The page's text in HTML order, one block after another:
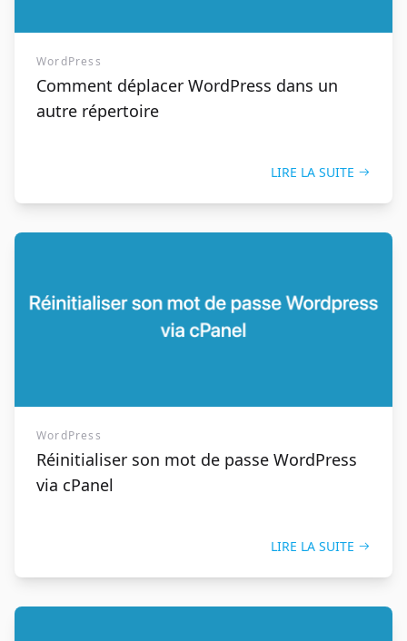
WordPress
Comment déplacer WordPress dans un
autre répertoire
LIRE LA SUITE
WordPress
Réinitialiser son mot de passe WordPress
via cPanel
LIRE LA SUITE